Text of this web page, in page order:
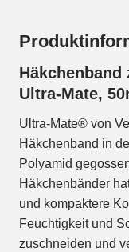
Häkchenband
Ultra-Mate,
Ultra-Mate® von
Häkchenband in
Polyamid
Häkchenbänder
und kompaktere
Feuchtigkeit und
zuschneiden und